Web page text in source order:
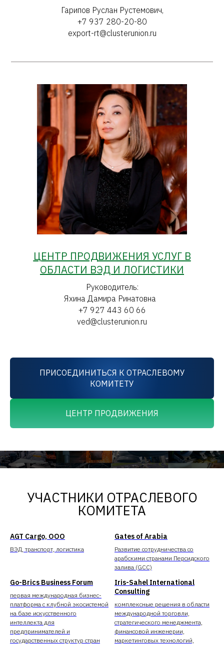
Гарипов Руслан Рустемович,
+7 937 280-20-80
export-rt@clusterunion.ru
ЦЕНТР ПРОДВИЖЕНИЯ УСЛУГ В
ОБЛАСТИ ВЭД И ЛОГИСТИКИ
Руководитель:
Яхина Дамира Ринатовна
+7 927 443 60 66
ved@clusterunion.ru
ПРИСОЕДИНИТЬСЯ К ОТРАСЛЕВОМУ
КОМИТЕТУ
ЦЕНТР ПРОДВИЖЕНИЯ
УЧАСТНИКИ ОТРАСЛЕВОГО
КОМИТЕТА
AGT Cargo, ООО
ВЭД, транспорт, логистика
Gates of Arabia
Развитие сотрудничества со
арабскими странами Персидского
залива (GCC)
Go-Brics Business Forum
первая международная бизнес-
платформа с клубной экосистемой
на базе искусственного
интеллекта для
предпринимателей и
государственных структур стран
Iris-Sahel International
Consulting
комплексные решения в области
международной торговли,
стратегического менеджмента,
финансовой инженерии,
маркетинговых технологий,